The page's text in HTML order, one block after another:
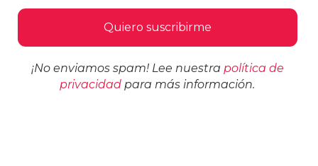
¡No enviamos spam! Lee nuestra política de
privacidad para más información.